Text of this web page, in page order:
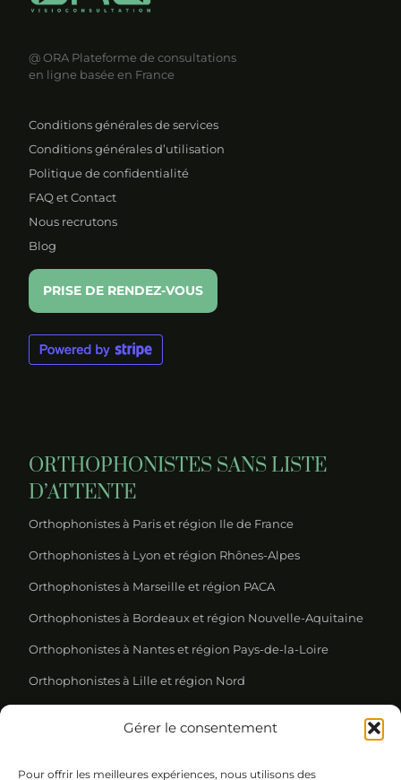
Gérer le consentement
Pour offrir les meilleures expériences, nous utilisons des
@ ORA Plateforme de consultations
en ligne basée en France
Conditions générales de services
Conditions générales d’utilisation
Politique de confidentialité
FAQ et Contact
Nous recrutons
Blog
PRISE DE RENDEZ-VOUS
ORTHOPHONISTES SANS LISTE
D’ATTENTE
Orthophonistes à Paris et région Ile de France
Orthophonistes à Lyon et région Rhônes-Alpes
Orthophonistes à Marseille et région PACA
Orthophonistes à Bordeaux et région Nouvelle-Aquitaine
Orthophonistes à Nantes et région Pays-de-la-Loire
Orthophonistes à Lille et région Nord